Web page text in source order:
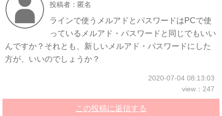
投稿者：匿名
ラインで使うメルアドとパスワードはPCで使
っているメルアド・パスワードと同じでもいい
んですか？それとも、新しいメルアド・パスワードにした
方が、いいのでしょうか？
2020-07-04 08:13:03
view：247
この投稿に返信する